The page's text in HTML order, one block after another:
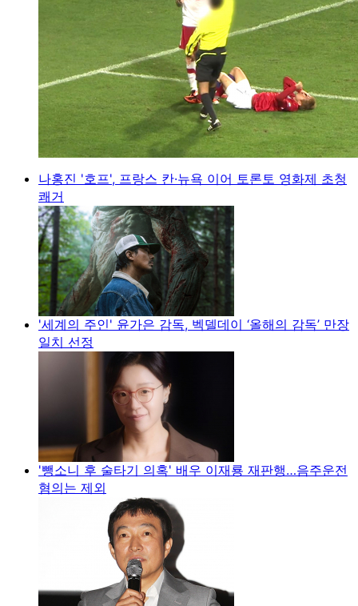
나홍진 '호프', 프랑스 칸·뉴욕 이어 토론토 영화제 초청
쾌거
'세계의 주인' 윤가은 감독, 벡델데이 ‘올해의 감독’ 만장
일치 선정
'뺑소니 후 술타기 의혹' 배우 이재룡 재판행…음주운전
혐의는 제외